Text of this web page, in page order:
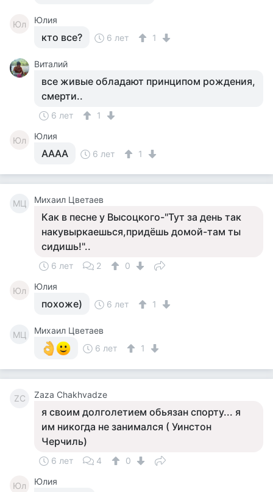
Юл Юлия
кто все? 6 лет 1
Виталий
все живые обладают принципом рождения,
смерти..
6 лет 1
Юл Юлия
АААА 6 лет 1
МЦ Михаил Цветаев
Как в песне у Высоцкого-"Тут за день так
накувыркаешься,придёшь домой-там ты
сидишь!"..
6 лет 2 0
Юл Юлия
похоже) 6 лет 1
МЦ
Михаил Цветаев
6 лет
1
ZC Zaza Chakhvadze
я своим долголетием обьязан спорту... я
им никогда не занимался ( Уинстон
Черчиль)
6 лет 4 0
Юл Юлия